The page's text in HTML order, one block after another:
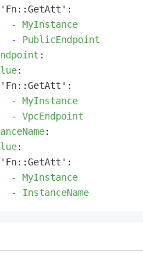
-
MyInstance
-
PublicEndpoint
:
:
-
MyInstance
-
VpcEndpoint
:
:
-
MyInstance
-
InstanceName